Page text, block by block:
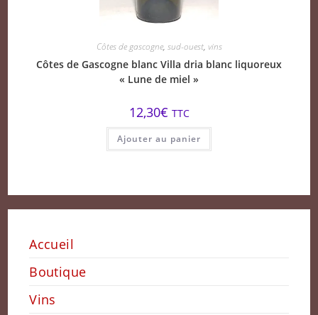
Côtes de gascogne, sud-ouest, vins
Côtes de Gascogne blanc Villa dria blanc liquoreux
« Lune de miel »
12,30€ TTC
Ajouter au panier
Accueil
Boutique
Vins